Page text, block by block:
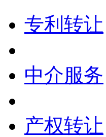
专利转让
中介服务
产权转让